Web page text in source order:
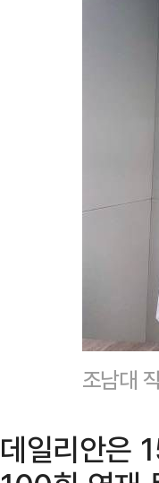
조남대
데일리안은